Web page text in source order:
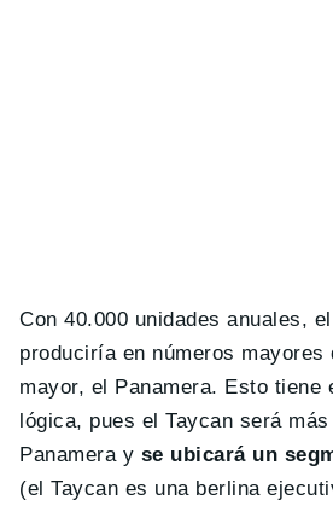
Con 40.000 unidades anuales,
produciría en números mayores
mayor, el Panamera. Esto tiene
lógica, pues el Taycan será
Panamera y se ubicará un
(el Taycan es una berlina